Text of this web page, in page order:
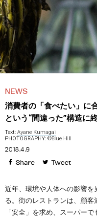
NEWS
消費者の「食べたい」に
という“間違った”構造に
Text: Ayane Kumagai
PHOTOGRAPHY: ©️Blue Hill
2018.4.9
Share Tweet
近年、環境や人体への影響
る。街のレストランは、顧客
「安全」を求め、スーパー